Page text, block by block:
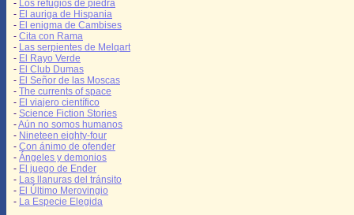
- Los refugios de piedra
- El auriga de Hispania
- El enigma de Cambises
- Cita con Rama
- Las serpientes de Melqart
- El Rayo Verde
- El Club Dumas
- El Señor de las Moscas
- The currents of space
- El viajero científico
- Science Fiction Stories
-Aún no somos humanos
- Nineteen eighty-four
- Con ánimo de ofender
- Ángeles y demonios
- El juego de Ender
- Las llanuras del tránsito
- El Último Merovingio
- La Especie Elegida